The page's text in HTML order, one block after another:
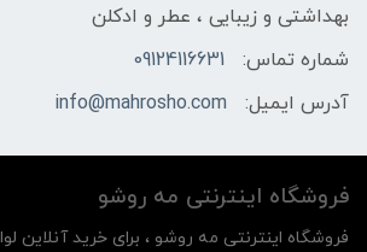
بهداشتی و زیبایی ، عطر و ادکلن
شماره تماس:
09124116631
آدرس ایمیل:
info@mahrosho.com
فروشگاه اینترنتی مه‌ رو‌شو
فروشگاه اینترنتی مه‌ رو‌شو ، برای خرید آنلاین